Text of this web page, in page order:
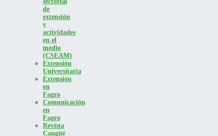
de
extensión
y
actividades
en el
medio
(CSEAM)
Extensión
Universitaria
Extensión
en
Fagro
Comunicación
en
Fagro
Revista
Cangüé